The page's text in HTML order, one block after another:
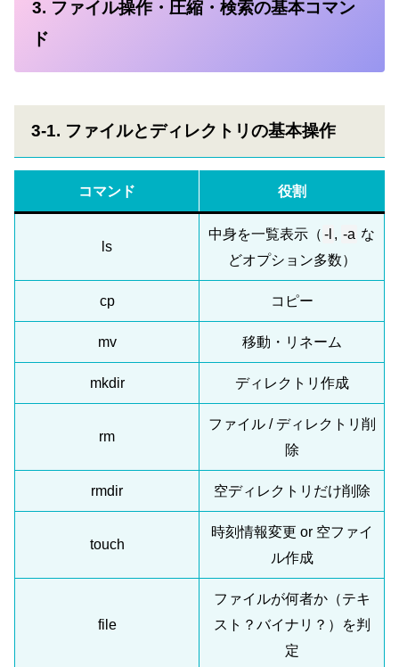
3. ファイル操作・圧縮・検索の基本コマン
ド
3-1. ファイルとディレクトリの基本操作
コマンド 役割
ls
中身を一覧表示（ -l , -a な
どオプション多数）
cp コピー
mv 移動・リネーム
mkdir ディレクトリ作成
rm
ファイル / ディレクトリ削
除
rmdir 空ディレクトリだけ削除
touch
時刻情報変更 or 空ファイ
ル作成
file
ファイルが何者か（テキ
スト？バイナリ？）を判
定